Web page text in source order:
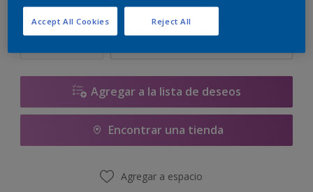
Cantidad Calculadora de pintura
Agregar a la lista de deseos
Encontrar una tienda
Agregar a espacio
Reject All
Accept All Cookies